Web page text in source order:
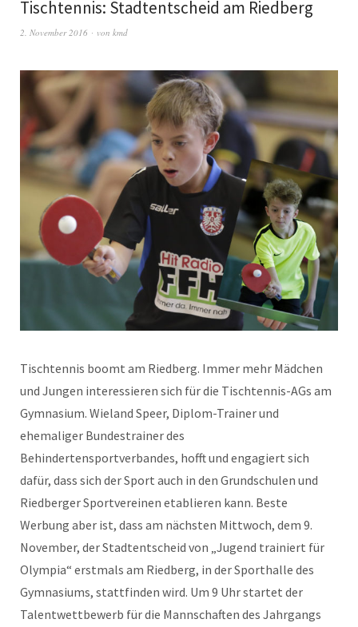
Tischtennis: Stadtentscheid am Riedberg
2. November 2016 von kmd
Tischtennis boomt am Riedberg. Immer mehr Mädchen
und Jungen interessieren sich für die Tischtennis-AGs am
Gymnasium. Wieland Speer, Diplom-Trainer und
ehemaliger Bundestrainer des
Behindertensportverbandes, hofft und engagiert sich
dafür, dass sich der Sport auch in den Grundschulen und
Riedberger Sportvereinen etablieren kann. Beste
Werbung aber ist, dass am nächsten Mittwoch, dem 9.
November, der Stadtentscheid von „Jugend trainiert für
Olympia“ erstmals am Riedberg, in der Sporthalle des
Gymnasiums, stattfinden wird. Um 9 Uhr startet der
Talentwettbewerb für die Mannschaften des Jahrgangs